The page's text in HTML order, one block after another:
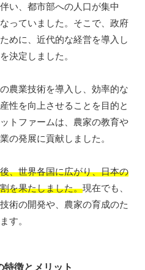
い、都市部への人口が集中
っていました。そこで、政府
めに、近代的な経営を導入し
決定しました。
農業技術を導入し、効率的な
性を向上させることを目的と
トファームは、農家の教育や
の発展に貢献しました。
、世界各国に広がり、日本の
を果たしました。現在でも、
術の開発や、農家の育成のた
す。
徴とメリット